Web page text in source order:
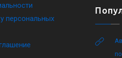
персональных